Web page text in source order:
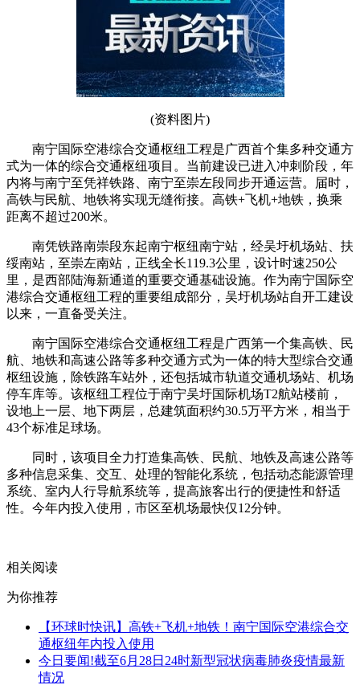
(资料图片)
南宁国际空港综合交通枢纽工程是广西首个集多种交通方
式为一体的综合交通枢纽项目。当前建设已进入冲刺阶段，年
内将与南宁至凭祥铁路、南宁至崇左段同步开通运营。届时，
高铁与民航、地铁将实现无缝衔接。高铁+飞机+地铁，换乘
距离不超过200米。
南凭铁路南崇段东起南宁枢纽南宁站，经吴圩机场站、扶
绥南站，至崇左南站，正线全长119.3公里，设计时速250公
里，是西部陆海新通道的重要交通基础设施。作为南宁国际空
港综合交通枢纽工程的重要组成部分，吴圩机场站自开工建设
以来，一直备受关注。
南宁国际空港综合交通枢纽工程是广西第一个集高铁、民
航、地铁和高速公路等多种交通方式为一体的特大型综合交通
枢纽设施，除铁路车站外，还包括城市轨道交通机场站、机场
停车库等。该枢纽工程位于南宁吴圩国际机场T2航站楼前，
设地上一层、地下两层，总建筑面积约30.5万平方米，相当于
43个标准足球场。
同时，该项目全力打造集高铁、民航、地铁及高速公路等
多种信息采集、交互、处理的智能化系统，包括动态能源管理
系统、室内人行导航系统等，提高旅客出行的便捷性和舒适
性。今年内投入使用，市区至机场最快仅12分钟。
相关阅读
为你推荐
【环球时快讯】高铁+飞机+地铁！南宁国际空港综合交
通枢纽年内投入使用
今日要闻!截至6月28日24时新型冠状病毒肺炎疫情最新
情况